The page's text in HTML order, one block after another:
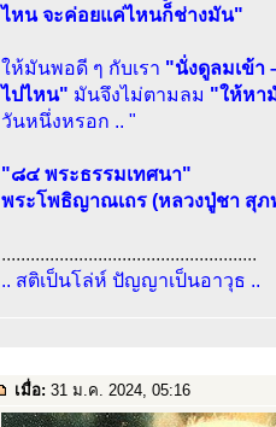
ไหน จะค่อยแค่ไหนก็ช่างมัน"
ให้มันพอดี ๆ กับเรา "นั่งดูลมเข้า
ไปไหน" มันจึงไม่ตามลม "ให้หา
วันหนึ่งหรอก .. "
"๘๔ พระธรรมเทศนา"
พระโพธิญาณเถร (หลวงปู่ชา สุภ
.....................................................
.. สติเป็นโล่ห์ ปัญญาเป็นอาวุธ ..
เมื่อ: 31 ม.ค. 2024, 05:16